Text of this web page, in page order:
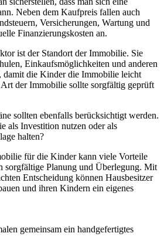
Neben dem Kaufpreis fallen auch
Versicherungen, Wartung und
Finanzierungskosten an.
ist der Standort der Immobilie. Sie
Einkaufsmöglichkeiten und anderen
damit die Kinder die Immobilie leicht
der Immobilie sollte sorgfältig geprüft
sollten ebenfalls berücksichtigt werden.
als Investition nutzen oder als
halten?
für die Kinder kann viele Vorteile
sorgfältige Planung und Überlegung. Mit
Entscheidung können Hausbesitzer
und ihren Kindern ein eigenes